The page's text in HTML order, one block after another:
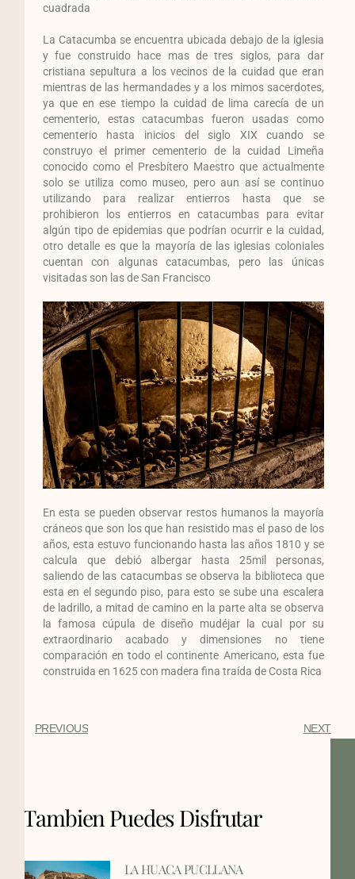
cuadrada
La Catacumba se encuentra ubicada debajo de la iglesia
y fue construido hace mas de tres siglos, para dar
cristiana sepultura a los vecinos de la cuidad que eran
mientras de las hermandades y a los mimos sacerdotes,
ya que en ese tiempo la cuidad de lima carecía de un
cementerio, estas catacumbas fueron usadas como
cementerio hasta inicios del siglo XIX cuando se
construyo el primer cementerio de la cuidad Limeña
conocido como el Presbítero Maestro que actualmente
solo se utiliza como museo, pero aun así se continuo
utilizando para realizar entierros hasta que se
prohibieron los entierros en catacumbas para evitar
algún tipo de epidemias que podrían ocurrir e la cuidad,
otro detalle es que la mayoría de las iglesias coloniales
cuentan con algunas catacumbas, pero las únicas
visitadas son las de San Francisco
En esta se pueden observar restos humanos la mayoría
cráneos que son los que han resistido mas el paso de los
años, esta estuvo funcionando hasta las años 1810 y se
calcula que debió albergar hasta 25mil personas,
saliendo de las catacumbas se observa la biblioteca que
esta en el segundo piso, para esto se sube una escalera
de ladrillo, a mitad de camino en la parte alta se observa
la famosa cúpula de diseño mudéjar la cual por su
extraordinario acabado y dimensiones no tiene
comparación en todo el continente Americano, esta fue
construida en 1625 con madera fina traída de Costa Rica
PREVIOUS NEXT
Tambien Puedes Disfrutar
LA HUACA PUCLLANA